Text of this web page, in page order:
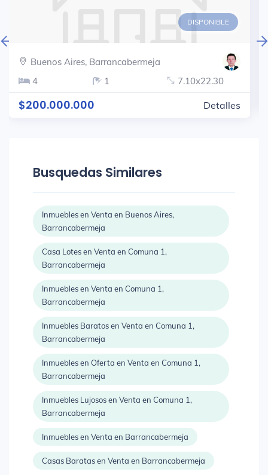
DISPONIBLE
Buenos Aires, Barrancabermeja
4
1 7.10x22.30
$200.000.000 Detalles
Busquedas Similares
Inmuebles en Venta en Buenos Aires,
Barrancabermeja
Casa Lotes en Venta en Comuna 1,
Barrancabermeja
Inmuebles en Venta en Comuna 1,
Barrancabermeja
Inmuebles Baratos en Venta en Comuna 1,
Barrancabermeja
Inmuebles en Oferta en Venta en Comuna 1,
Barrancabermeja
Inmuebles Lujosos en Venta en Comuna 1,
Barrancabermeja
Inmuebles en Venta en Barrancabermeja
Casas Baratas en Venta en Barrancabermeja